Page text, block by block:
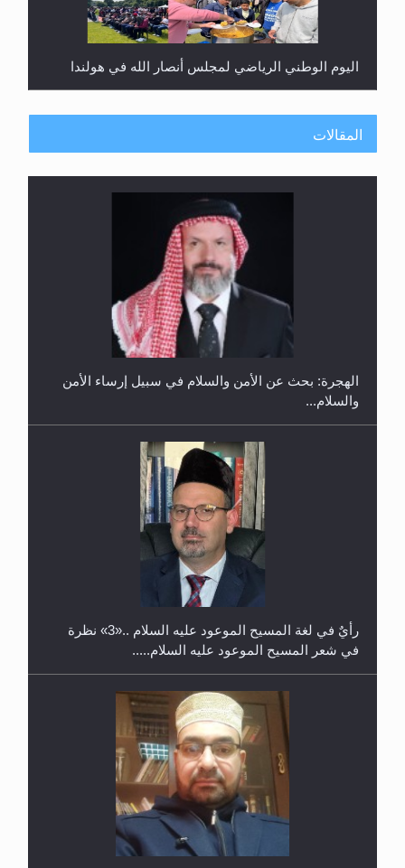
اليوم الوطني الرياضي لمجلس أنصار الله في هولندا
إتمام حفظ القرآن الكريم لثلاثة طلاب من مدرسة الحفظ
حفل توزيع الشهادات في الجامعة الأحمدية بنيجيريا لعام
المقالات
الهجرة: بحث عن الأمن والسلام في سبيل إرساء الأمن
والسلام...
رأيٌ في لغة المسيح الموعود عليه السلام ..«3» نظرة
في شعر المسيح الموعود عليه السلام.....